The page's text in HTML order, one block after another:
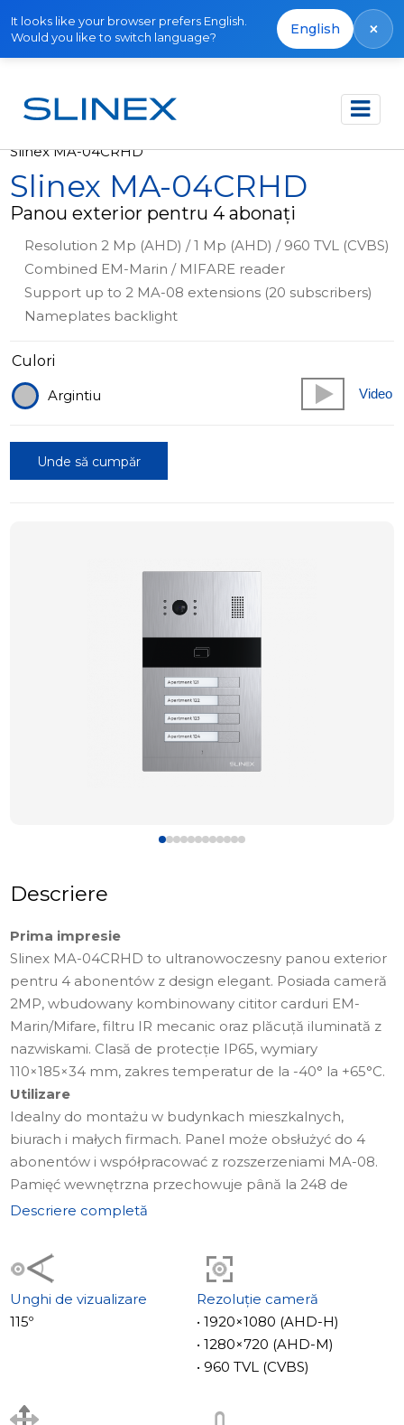
It looks like your browser prefers English.
Would you like to switch language?
English ×
Acasă Produse Panouri exterioare
Slinex MA-04CRHD
Slinex MA-04CRHD
Panou exterior pentru 4 abonați
Resolution 2 Mp (AHD) / 1 Mp (AHD) / 960 TVL (CVBS)
Combined EM-Marin / MIFARE reader
Support up to 2 MA-08 extensions (20 subscribers)
Nameplates backlight
Culori
Argintiu
Video
Unde să cumpăr
Descriere
Prima impresie
Slinex MA-04CRHD to ultranowoczesny panou exterior
pentru 4 abonentów z design elegant. Posiada cameră
2MP, wbudowany kombinowany cititor carduri EM-
Marin/Mifare, filtru IR mecanic oraz plăcuță iluminată z
nazwiskami. Clasă de protecție IP65, wymiary
110×185×34 mm, zakres temperatur de la -40° la +65°C.
Utilizare
Idealny do montażu w budynkach mieszkalnych,
biurach i małych firmach. Panel może obsłużyć do 4
abonentów i współpracować z rozszerzeniami MA-08.
Pamięć wewnętrzna przechowuje până la 248 de
carduri użytkowników.
Descriere completă
Unghi de vizualizare
115º
Rezoluție cameră
• 1920×1080 (AHD-H)
• 1280×720 (AHD-M)
• 960 TVL (CVBS)